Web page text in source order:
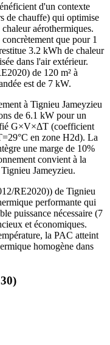
d'un contexte
de chauffe) qui optimise
aérothermiques.
que pour 1
3.2 kWh de chaleur
dans l'air extérieur.
de 120 m² à
est de 7 kW.
à Tignieu Jameyzieu
de 6.1 kW pour un
G×V×ΔT (coefficient
en zone H2d). La
une marge de 10%
convient à la
Jameyzieu.
RE2020)) de Tignieu
performante qui
puissance nécessaire (7
et économiques.
la PAC atteint
homogène dans
)